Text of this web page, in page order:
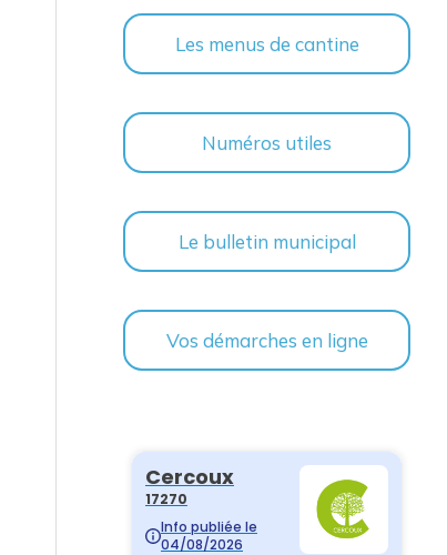
Les menus de cantine
Numéros utiles
Le bulletin municipal
Vos démarches en ligne